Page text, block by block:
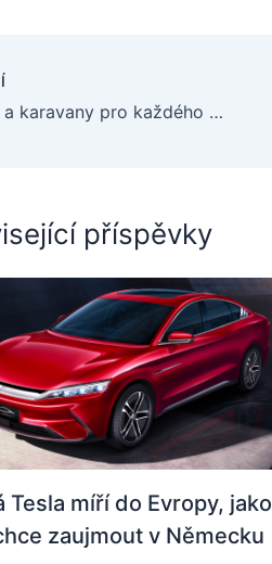
Obytné vozy a karavany pro každého dobrodruha
příspěvky
Tesla míří do Evropy, jako
zaujmout v Německu